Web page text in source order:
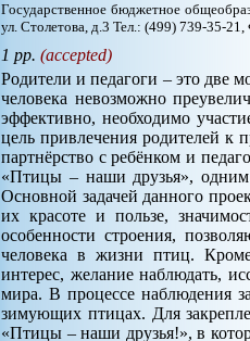
Государственное бюджетное
ул. Столетова, д.3 Тел.: (499) 739-35-
1 pp. (accepted)
Родители и педагоги – это две
человека невозможно
эффективно, необходимо
цель привлечения родителей к
партнёрство с ребёнком и
«Птицы – наши друзья», одним
Основной задачей данного
их красоте и пользе,
особенности строения,
человека в жизни птиц.
интерес, желание наблюдать,
мира. В процессе наблюдения
зимующих птицах. Для
«Птицы – наши друзья!», в